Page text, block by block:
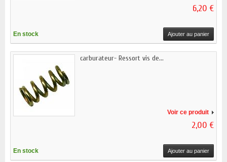
6,20 €
En stock Ajouter au panier
carburateur- Ressort vis de...
Voir ce produit
2,00 €
En stock Ajouter au panier